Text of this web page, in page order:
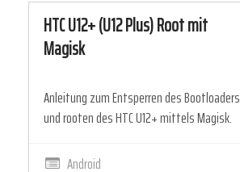
HTC U12+ (U12 Plus) Root mit
Magisk
Anleitung zum Entsperren des Bootloaders
und rooten des HTC U12+ mittels Magisk.
Android